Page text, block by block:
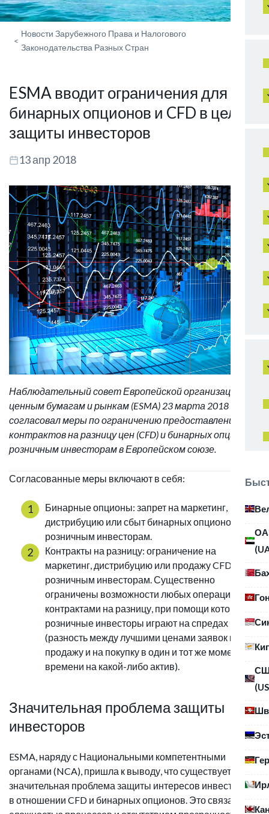
<
Новости Зарубежного Права и Налогового
Законодательства Разных Стран
ESMA вводит ограничения для
бинарных опционов и CFD в целях
защиты инвесторов
13 апр 2018
Наблюдательный совет Европейской организации по
ценным бумагам и рынкам (ESMA) 23 марта 2018 года
согласовал меры по ограничению предоставления
контрактов на разницу цен (CFD) и бинарных опционов
розничным инвесторам в Европейском союзе.
Согласованные меры включают в себя:
Бинарные опционы: запрет на маркетинг,
дистрибуцию или сбыт бинарных опционов
розничным инвесторам.
Контракты на разницу: ограничение на
маркетинг, дистрибуцию или продажу CFD
розничным инвесторам. Существенно
ограничены возможности любых операций с
контрактами на разницу, при помощи которых
розничные инвесторы играют на спредах
(разность между лучшими ценами заявок на
продажу и на покупку в один и тот же момент
времени на какой-либо актив).
Значительная проблема защиты
инвесторов
ESMA, наряду с Национальными компетентными
органами (NCA), пришла к выводу, что существует
значительная проблема защиты интересов инвесторов
в отношении CFD и бинарных опционов. Это связано со